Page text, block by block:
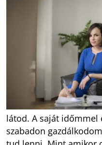
látod. A saját időmmel
szabadon